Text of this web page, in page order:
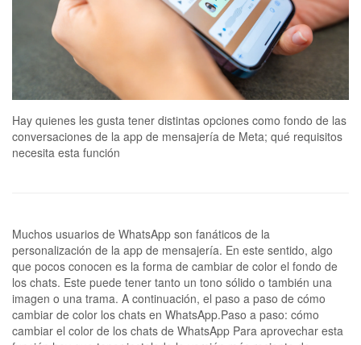
Hay quienes les gusta tener distintas opciones como fondo de las
conversaciones de la app de mensajería de Meta; qué requisitos
necesita esta función
Muchos usuarios de WhatsApp son fanáticos de la
personalización de la app de mensajería. En este sentido, algo
que pocos conocen es la forma de cambiar de color el fondo de
los chats. Este puede tener tanto un tono sólido o también una
imagen o una trama. A continuación, el paso a paso de cómo
cambiar de color los chats en WhatsApp.Paso a paso: cómo
cambiar el color de los chats de WhatsApp Para aprovechar esta